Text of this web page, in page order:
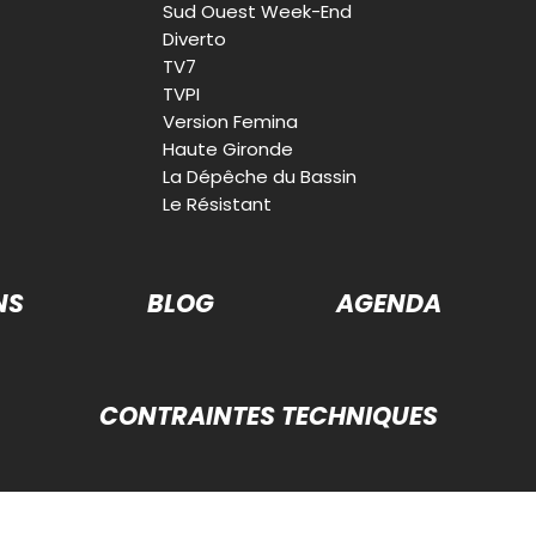
Sud Ouest Week-End
Diverto
TV7
TVPI
Version Femina
Haute Gironde
La Dépêche du Bassin
Le Résistant
BLOG AGENDA
CONTRAINTES TECHNIQUES